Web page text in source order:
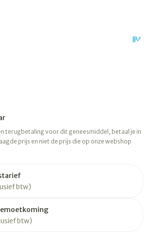
terugbetaling voor dit geneesmiddel, betaal je in
prijs en niet de prijs die op onze webshop
btw)
btw)